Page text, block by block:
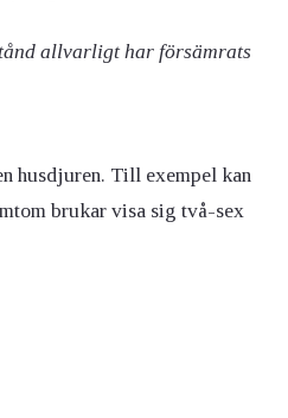
allvarligt har försämrats
husdjuren. Till exempel kan
brukar visa sig två-sex